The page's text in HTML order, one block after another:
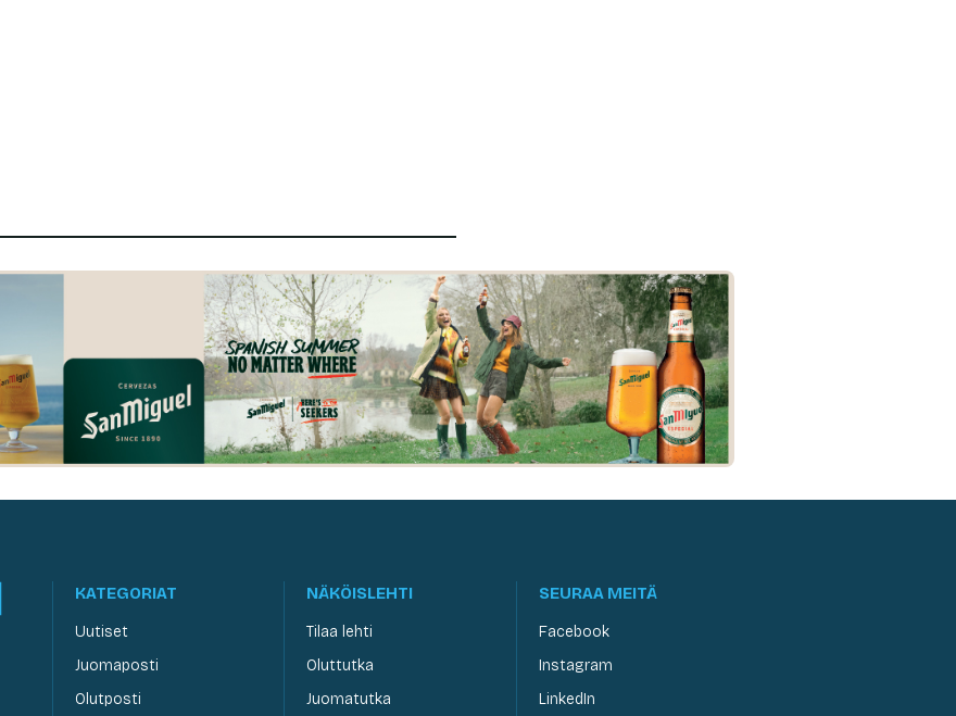
KATEGORIAT
Uutiset
Juomaposti
Olutposti
NÄKÖISLEHTI
Tilaa lehti
Oluttutka
Juomatutka
SEURAA MEITÄ
Facebook
Instagram
LinkedIn